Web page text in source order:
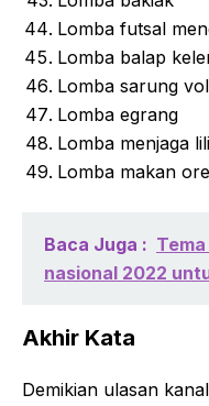
Lomba futsal
Lomba balap
Lomba sarung
Lomba egrang
Lomba menjaga
Lomba makan
Baca Juga :
nasional 2022
Akhir Kata
Demikian ulasan